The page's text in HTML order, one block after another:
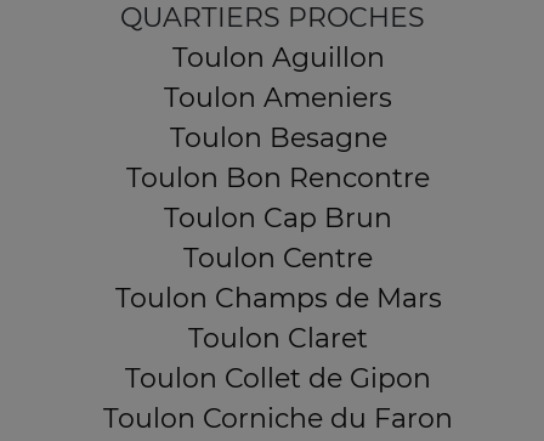
QUARTIERS PROCHES
Toulon Aguillon
Toulon Ameniers
Toulon Besagne
Toulon Bon Rencontre
Toulon Cap Brun
Toulon Centre
Toulon Champs de Mars
Toulon Claret
Toulon Collet de Gipon
Toulon Corniche du Faron